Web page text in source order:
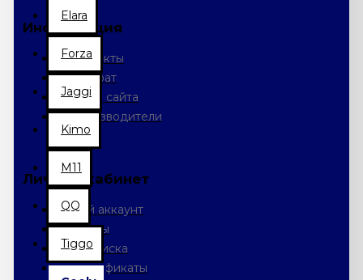
Elara
Forza
Jaggi
Kimo
M11
QQ
Tiggo
Информация
Контакты
Возврат
Карта сайта
Производители
Личный кабинет
Мой аккаунт
Заказы
Подписка
Сертификаты